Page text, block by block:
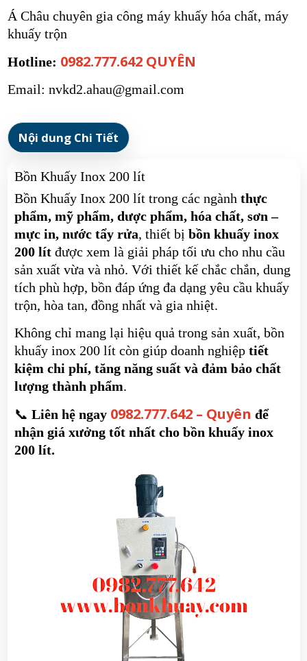
Á Châu chuyên gia công máy khuấy hóa chất, máy
khuấy trộn
Hotline: 0982.777.642 QUYÊN
Email: nvkd2.ahau@gmail.com
Nội dung Chi Tiết
Bồn Khuấy Inox 200 lít
Bồn Khuấy Inox 200 lít trong các ngành thực
phẩm, mỹ phẩm, dược phẩm, hóa chất, sơn –
mực in, nước tẩy rửa, thiết bị bồn khuấy inox
200 lítđược xem là giải pháp tối ưu cho nhu cầu
sản xuất vừa và nhỏ. Với thiết kế chắc chắn, dung
tích phù hợp, bồn đáp ứng đa dạng yêu cầu khuấy
trộn, hòa tan, đồng nhất và gia nhiệt.
Không chỉ mang lại hiệu quả trong sản xuất, bồn
khuấy inox 200 lít còn giúp doanh nghiệp tiết
kiệm chi phí, tăng năng suất và đảm bảo chất
lượng thành phẩm.
📞 Liên hệ ngay0982.777.642 – Quyên để
nhận giá xưởng tốt nhất cho bồn khuấy inox
200 lít.